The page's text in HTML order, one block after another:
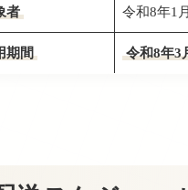
者 令和8年1
期間 令和8年3